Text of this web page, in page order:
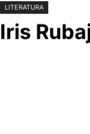
LITERATURA
Iris